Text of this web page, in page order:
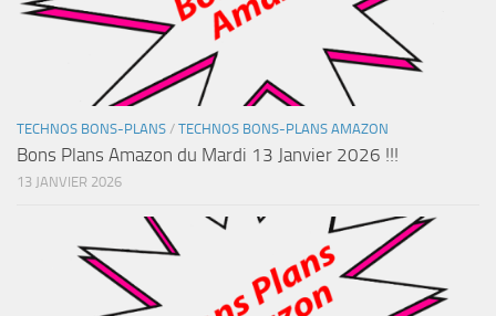
TECHNOS BONS-PLANS / TECHNOS BONS-PLANS AMAZON
Bons Plans Amazon du Mardi 13 Janvier 2026 !!!
13 JANVIER 2026